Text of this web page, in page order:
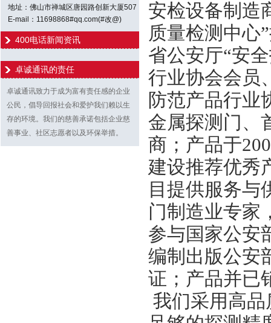
地址：佛山市禅城区唐园路创新大厦507
E-mail：11698868#qq.com(#改@)
400电话新闻资讯
卓诚通讯的责任
卓诚通讯致力于成为富有责任感的企业
公民，倡导回报社会和爱护我们赖以生
存的环境。我们的慈善承诺包括企业慈
善事业、社区志愿者以及环保举措。
安检设备制造
质量检测中心
省公安厅“安
行业协会会员
防范产品行业
金属探测门、
商；产品于
建设推荐优秀
目提供服务与
门制造业专家
参与国家公安
编制出版公安
证；产品并已
我们采用高